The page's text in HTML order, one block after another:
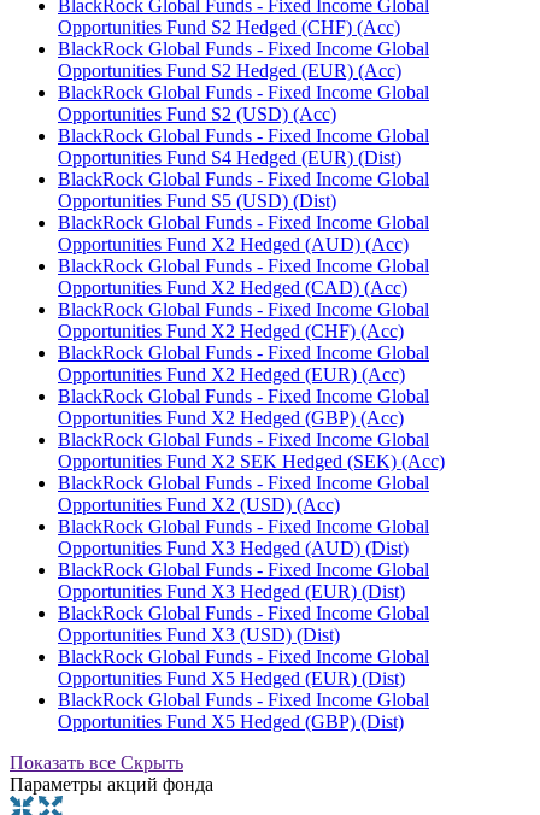
BlackRock Global Funds - Fixed Income Global
Opportunities Fund S2 Hedged (CHF) (Acc)
BlackRock Global Funds - Fixed Income Global
Opportunities Fund S2 Hedged (EUR) (Acc)
BlackRock Global Funds - Fixed Income Global
Opportunities Fund S2 (USD) (Acc)
BlackRock Global Funds - Fixed Income Global
Opportunities Fund S4 Hedged (EUR) (Dist)
BlackRock Global Funds - Fixed Income Global
Opportunities Fund S5 (USD) (Dist)
BlackRock Global Funds - Fixed Income Global
Opportunities Fund X2 Hedged (AUD) (Acc)
BlackRock Global Funds - Fixed Income Global
Opportunities Fund X2 Hedged (CAD) (Acc)
BlackRock Global Funds - Fixed Income Global
Opportunities Fund X2 Hedged (CHF) (Acc)
BlackRock Global Funds - Fixed Income Global
Opportunities Fund X2 Hedged (EUR) (Acc)
BlackRock Global Funds - Fixed Income Global
Opportunities Fund X2 Hedged (GBP) (Acc)
BlackRock Global Funds - Fixed Income Global
Opportunities Fund X2 SEK Hedged (SEK) (Acc)
BlackRock Global Funds - Fixed Income Global
Opportunities Fund X2 (USD) (Acc)
BlackRock Global Funds - Fixed Income Global
Opportunities Fund X3 Hedged (AUD) (Dist)
BlackRock Global Funds - Fixed Income Global
Opportunities Fund X3 Hedged (EUR) (Dist)
BlackRock Global Funds - Fixed Income Global
Opportunities Fund X3 (USD) (Dist)
BlackRock Global Funds - Fixed Income Global
Opportunities Fund X5 Hedged (EUR) (Dist)
BlackRock Global Funds - Fixed Income Global
Opportunities Fund X5 Hedged (GBP) (Dist)
Показать все Скрыть
Параметры акций фонда